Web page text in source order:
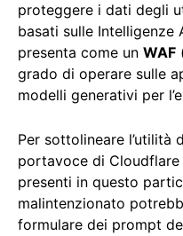
proteggere i dati degli
basati sulle
presenta come un WAF
grado di operare sulle
modelli generativi per
Per sottolineare l’utilità
portavoce di
presenti in questo
malintenzionato
formulare dei prompt